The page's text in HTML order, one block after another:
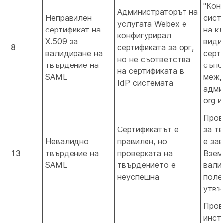
8
Неправилен
сертификат на
X.509 за
валидиране на
твърдение на
SAML
Администраторът на
услугата Webex е
конфигурирал
сертификата за орг,
но не съответства
на сертификата в
IdP системата
на
org
13
Невалидно
твърдение на
SAML
Сертификатът е
правилен, но
проверката на
твърдението е
неуспешна
за
е